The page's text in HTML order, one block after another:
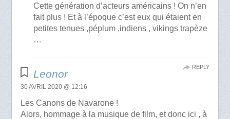
Cette génération d’acteurs américains ! On n’en
fait plus ! Et à l’époque c’est eux qui étaient en
petites tenues ,péplum ,indiens , vikings trapèze
…
Leonor
30 AVRIL 2020 @ 12:16
Les Canons de Navarone !
Alors, hommage à la musique de film, et donc ici , à
REPLY